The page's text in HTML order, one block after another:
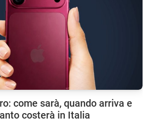
come sarà, quando arriva e
costerà in Italia